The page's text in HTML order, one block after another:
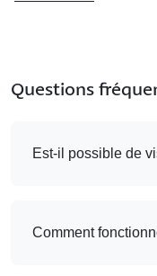
Questions
Est-il possible de
Comment